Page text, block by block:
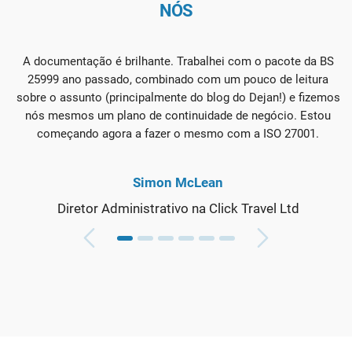
NÓS
A documentação é brilhante. Trabalhei com o pacote da BS
25999 ano passado, combinado com um pouco de leitura
sobre o assunto (principalmente do blog do Dejan!) e fizemos
nós mesmos um plano de continuidade de negócio. Estou
começando agora a fazer o mesmo com a ISO 27001.
Simon McLean
Diretor Administrativo na Click Travel Ltd